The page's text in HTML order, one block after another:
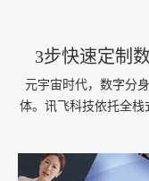
3步快速定制
元宇宙时代，数字分
体。讯飞科技依托全